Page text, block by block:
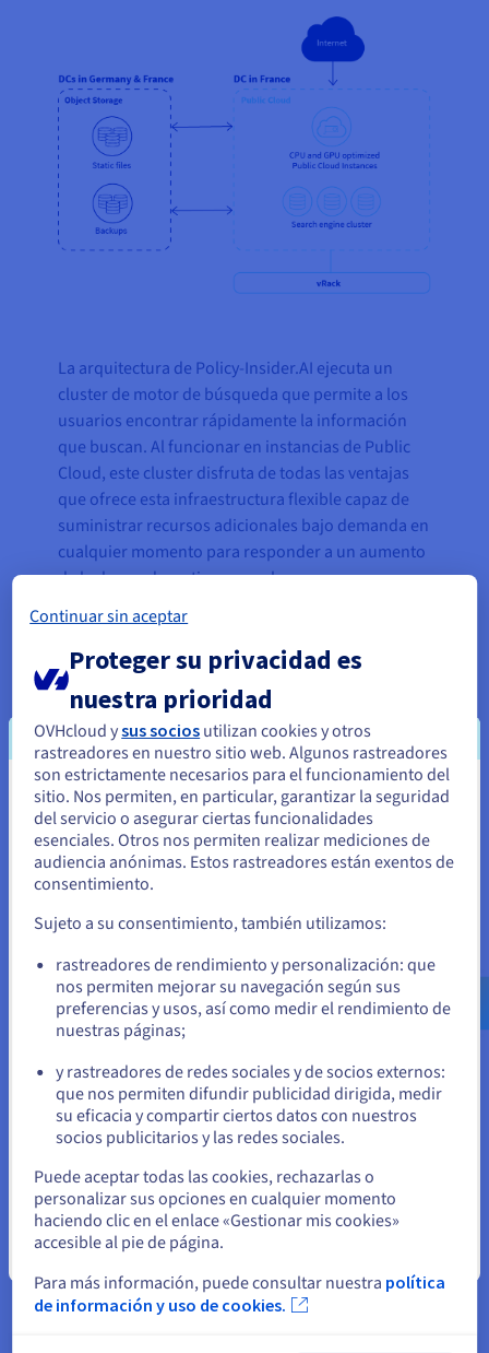
La arquitectura de Policy-Insider.AI ejecuta un
cluster de motor de búsqueda que permite a los
usuarios encontrar rápidamente la información
que buscan. Al funcionar en instancias de Public
Cloud, este cluster disfruta de todas las ventajas
que ofrece esta infraestructura flexible capaz de
suministrar recursos adicionales bajo demanda en
cualquier momento para responder a un aumento
de la demanda en tiempo real.
La disponibilidad de potentes
arquitecturas CPU y GPU de
última generación como las
NVIDIA Tesla V100 en instancias
flexibles es imprescindible para
que la plataforma gestione de
forma eficaz las cargas de
trabajo de IA durante el
entrenamiento y la ejecución de
algoritmos avanzados. Al
disponer de un Public Cloud
flexible y a la vez seguro,
podemos aprovechar toda la
potencia de la IA con una
precio.
Agata Chudzinska, cofundadora y
responsable de IA en Policy-
La plataforma Policy-Insider.AI funciona
OVHcloud en Francia, garantizando así el
cumplimiento de todas las regulaciones europeas
Parece que está ubicado en Estados
Unidos
Si quiere hacer un pedido desde Estados Unidos, deberá buscar
el sitio web adecuado y crear una cuenta.
us.ovhcloud.com/
Inglés USD - $
Permanezca en el sitio web actual
Continuar sin aceptar
Proteger su privacidad es
nuestra prioridad
OVHcloud ysus socios utilizan cookies y otros
rastreadores en nuestro sitio web. Algunos rastreadores
son estrictamente necesarios para el funcionamiento del
sitio. Nos permiten, en particular, garantizar la seguridad
del servicio o asegurar ciertas funcionalidades
esenciales. Otros nos permiten realizar mediciones de
audiencia anónimas. Estos rastreadores están exentos de
consentimiento.
Sujeto a su consentimiento, también utilizamos:
rastreadores de rendimiento y personalización: que
nos permiten mejorar su navegación según sus
preferencias y usos, así como medir el rendimiento de
nuestras páginas;
y rastreadores de redes sociales y de socios externos:
que nos permiten difundir publicidad dirigida, medir
su eficacia y compartir ciertos datos con nuestros
socios publicitarios y las redes sociales.
Puede aceptar todas las cookies, rechazarlas o
personalizar sus opciones en cualquier momento
haciendo clic en el enlace «Gestionar mis cookies»
accesible al pie de página.
Para más información, puede consultar nuestra política
de información y uso de cookies.